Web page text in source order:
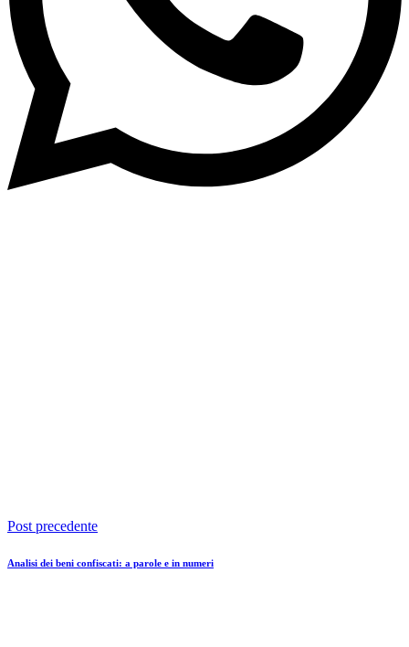
Post precedente
Analisi dei beni confiscati: a parole e in numeri